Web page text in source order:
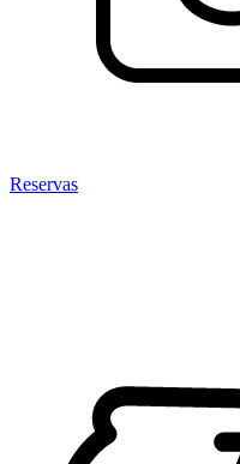
Reservas